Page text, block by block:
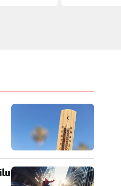
už při 45 °C
iX3 na vás vyskočí